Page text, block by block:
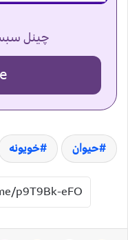
چینل
حیوان خويونه